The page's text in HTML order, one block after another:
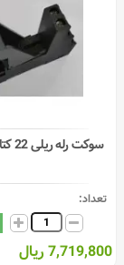
سوکت رله ریلی 22 کتابی بدون چراغ
تعداد:
7,719,800 ریال